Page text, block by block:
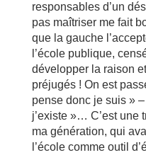
responsables d’un
pas maîtriser me fait
que la gauche
l’école publique,
développer la raison
préjugés ! On est
pense donc je suis »
j’existe »… C’est une
ma génération, qui
l’école comme outil